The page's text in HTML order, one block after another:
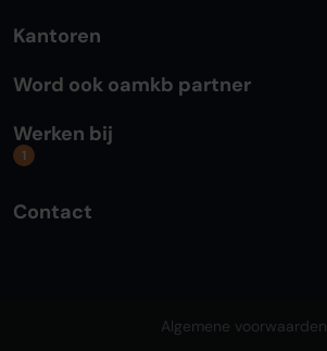
Kantoren
Word ook oamkb partner
Werken bij
1
Contact
Algemene voorwaarden